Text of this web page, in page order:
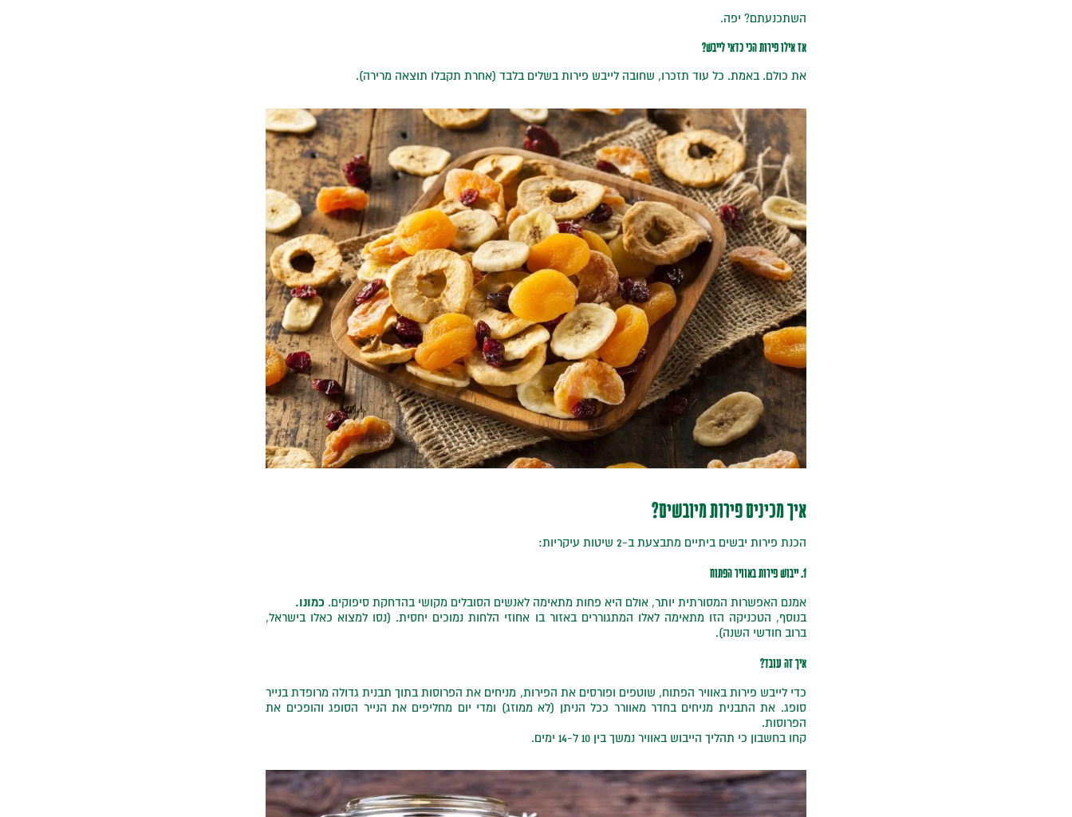
השתכנעתם? יפה.
אז אילו פירות הכי כדאי לייבש?
את כולם. באמת. כל עוד תזכרו, שחובה לייבש פירות בשלים בלבד (אחרת תקבלו תוצאה מרירה).
איך מכינים פירות מיובשים?
הכנת פירות יבשים ביתיים מתבצעת ב-2 שיטות עיקריות:
1. ייבוש פירות באוויר הפתוח
אמנם האפשרות המסורתית יותר, אולם היא פחות מתאימה לאנשים הסובלים מקושי בהדחקת סיפוקים. כמונו.
בנוסף, הטכניקה הזו מתאימה לאלו המתגוררים באזור בו אחוזי הלחות נמוכים יחסית. (נסו למצוא כאלו בישראל,
ברוב חודשי השנה).
איך זה עובד?
כדי לייבש פירות באוויר הפתוח, שוטפים ופורסים את הפירות, מניחים את הפרוסות בתוך תבנית גדולה מרופדת בנייר
סופג. את התבנית מניחים בחדר מאוורר ככל הניתן (לא ממוזג) ומדי יום מחליפים את הנייר הסופג והופכים את
הפרוסות.
קחו בחשבון כי תהליך הייבוש באוויר נמשך בין 10 ל-14 ימים.